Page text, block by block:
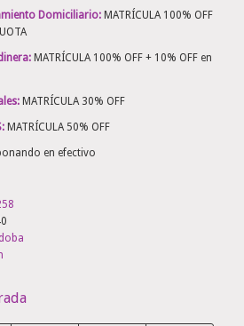
Domiciliario: MATRÍCULA 100% OFF
MATRÍCULA 100% OFF + 10% OFF en
MATRÍCULA 30% OFF
MATRÍCULA 50% OFF
en efectivo